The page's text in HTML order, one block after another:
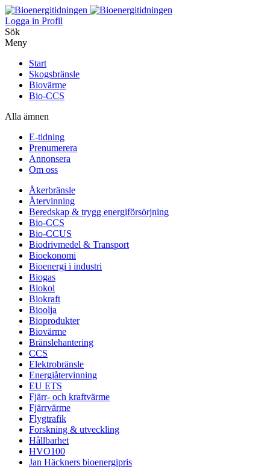
Logga in Profil
Sök
Meny
Start
Skogsbränsle
Biovärme
Bio-CCS
Alla ämnen
E-tidning
Prenumerera
Annonsera
Om oss
Åkerbränsle
Återvinning
Beredskap & trygg energiförsörjning
Bio-CCS
Bio-CCUS
Biodrivmedel & Transport
Bioekonomi
Bioenergi i industri
Biogas
Biokol
Biokraft
Bioolja
Bioprodukter
Biovärme
Bränslehantering
CCS
Elektrobränsle
Energiåtervinning
EU ETS
Fjärr- och kraftvärme
Fjärrvärme
Flygtrafik
Forskning & utveckling
Hållbarhet
HVO100
Jan Häckners bioenergipris